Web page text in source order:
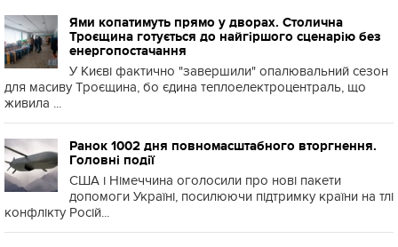
Ями копатимуть прямо у дворах. Столична
Троєщина готується до найгіршого сценарію без
енергопостачання
У Києві фактично "завершили" опалювальний сезон
для масиву Троєщина, бо єдина теплоелектроцентраль, що
живила ...
Ранок 1002 дня повномасштабного вторгнення.
Головні події
США і Німеччина оголосили про нові пакети
допомоги Україні, посилюючи підтримку країни на тлі
конфлікту Росій...